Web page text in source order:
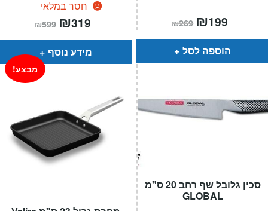
חסר במלאי
₪599 המחיר
המקורי
היה:
₪599.
₪319
הוא:
מידע נוסף
₪269 המחיר
המקורי
היה:
₪269.
₪199
הוא:
הוספה לסל
מבצע!
סכין גלובל שף רחב 20 ס"מ
GLOBAL